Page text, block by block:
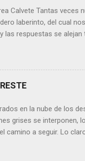
Calvete Tantas veces
laberinto, del cual
las respuestas se
rápidamente que sí a
de la vida todos hemos
sobre la frase de
es posible que su
en la nube de los
grises se interponen,
camino a seguir. Lo
si agregan algo , si